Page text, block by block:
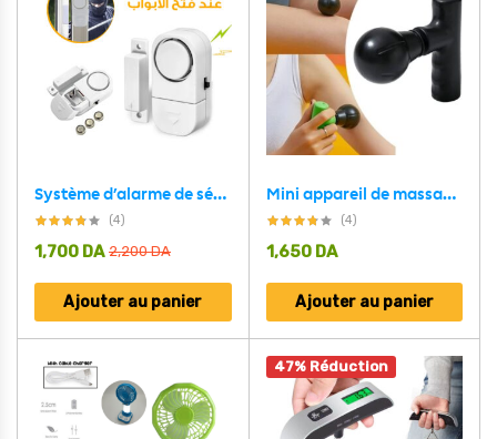
Système d’alarme de sécurité sans fil pour porte et fenêtre de maison Rl-9805
(4)
2,200DA
1,700 DA
Ajouter au panier
Mini appareil de massage électrique pour relaxation musculaire
(4)
1,650 DA
Ajouter au panier
47% Réduction